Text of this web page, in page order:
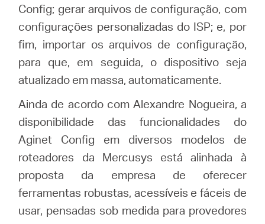
Config; gerar arquivos de configuração, com
configurações personalizadas do ISP; e, por
fim, importar os arquivos de configuração,
para que, em seguida, o dispositivo seja
atualizado em massa, automaticamente.
Ainda de acordo com Alexandre Nogueira, a
disponibilidade das funcionalidades do
Aginet Config em diversos modelos de
roteadores da Mercusys está alinhada à
proposta da empresa de oferecer
ferramentas robustas, acessíveis e fáceis de
usar, pensadas sob medida para provedores